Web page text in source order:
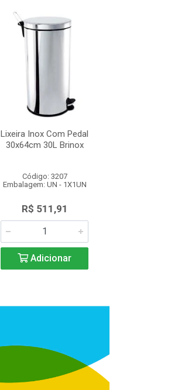
Lixeira Inox Com Pedal
30x64cm 30L Brinox
Código: 3207
Embalagem: UN - 1X1UN
R$ 511,91
Adicionar